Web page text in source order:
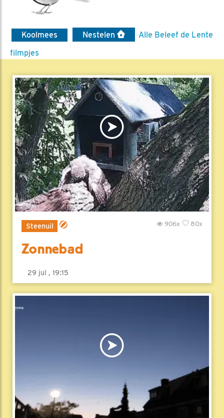
Koolmees Nestelen
Alle Beleef de Lente
filmpjes
Steenuil 80x
906x
Zonnebad
29 jul , 19:15